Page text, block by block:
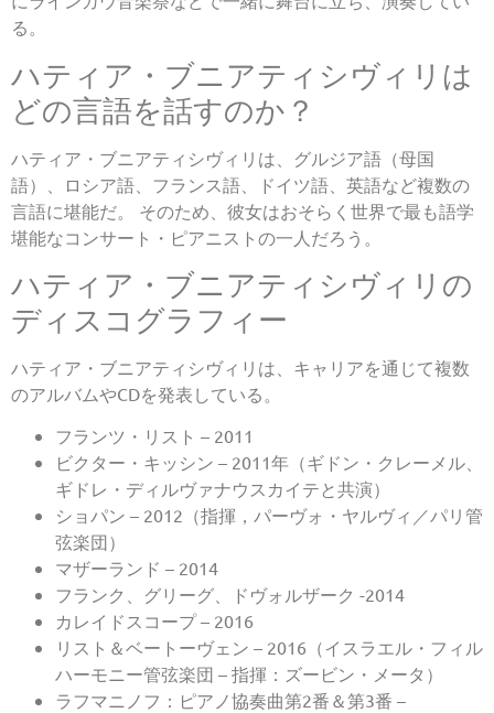
る。
ハティア・ブニアティシヴィリは
どの言語を話すのか？
ハティア・ブニアティシヴィリは、グルジア語（母国
語）、ロシア語、フランス語、ドイツ語、英語など複数の
言語に堪能だ。 そのため、彼女はおそらく世界で最も語学
堪能なコンサート・ピアニストの一人だろう。
ハティア・ブニアティシヴィリの
ディスコグラフィー
ハティア・ブニアティシヴィリは、キャリアを通じて複数
のアルバムやCDを発表している。
フランツ・リスト – 2011
ビクター・キッシン – 2011年（ギドン・クレーメル、
ギドレ・ディルヴァナウスカイテと共演）
ショパン – 2012（指揮，パーヴォ・ヤルヴィ／パリ管
弦楽団）
マザーランド – 2014
フランク、グリーグ、ドヴォルザーク -2014
カレイドスコープ – 2016
リスト＆ベートーヴェン – 2016（イスラエル・フィル
ハーモニー管弦楽団 – 指揮：ズービン・メータ）
ラフマニノフ：ピアノ協奏曲第2番＆第3番 –